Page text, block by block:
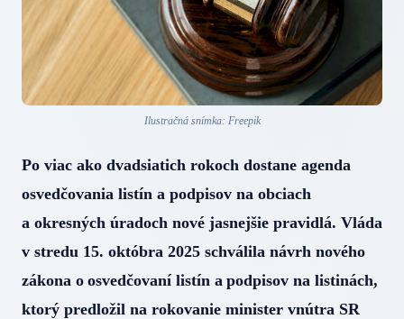
Ilustračná snímka: Freepik
Po viac ako dvadsiatich rokoch dostane agenda
osvedčovania listín a podpisov na obciach
a okresných úradoch nové jasnejšie pravidlá. Vláda
v stredu 15. októbra 2025 schválila návrh nového
zákona o osvedčovaní listín a podpisov na listinách,
ktorý predložil na rokovanie minister vnútra SR